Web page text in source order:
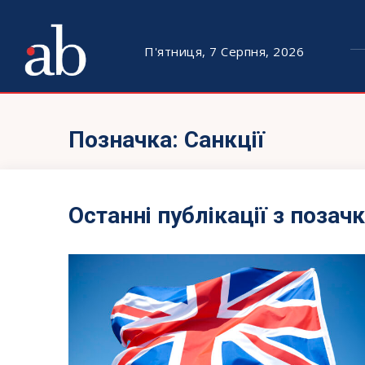
П'ятниця, 7 Серпня, 2026
Позначка: Санкції
Останні публікації з